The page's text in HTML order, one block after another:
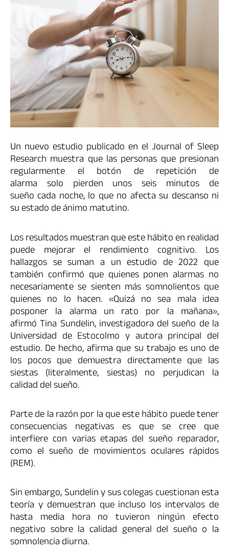
Un nuevo estudio publicado en el Journal of Sleep
Research muestra que las personas que presionan
regularmente el botón de repetición de
alarma solo pierden unos seis minutos de
sueño cada noche, lo que no afecta su descanso ni
su estado de ánimo matutino.
Los resultados muestran que este hábito en realidad
puede mejorar el rendimiento cognitivo. Los
hallazgos se suman a un estudio de 2022 que
también confirmó que quienes ponen alarmas no
necesariamente se sienten más somnolientos que
quienes no lo hacen. «Quizá no sea mala idea
posponer la alarma un rato por la mañana»,
afirmó Tina Sundelin, investigadora del sueño de la
Universidad de Estocolmo y autora principal del
estudio. De hecho, afirma que su trabajo es uno de
los pocos que demuestra directamente que las
siestas (literalmente, siestas) no perjudican la
calidad del sueño.
Parte de la razón por la que este hábito puede tener
consecuencias negativas es que se cree que
interfiere con varias etapas del sueño reparador,
como el sueño de movimientos oculares rápidos
(REM).
Sin embargo, Sundelin y sus colegas cuestionan esta
teoría y demuestran que incluso los intervalos de
hasta media hora no tuvieron ningún efecto
negativo sobre la calidad general del sueño o la
somnolencia diurna.